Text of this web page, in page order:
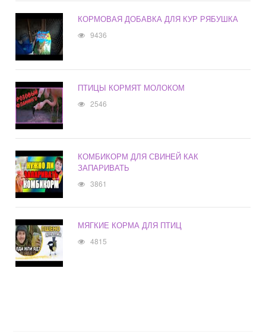
КОРМОВАЯ ДОБАВКА ДЛЯ КУР РЯБУШКА
9436
ПТИЦЫ КОРМЯТ МОЛОКОМ
2546
КОМБИКОРМ ДЛЯ СВИНЕЙ КАК
ЗАПАРИВАТЬ
3861
МЯГКИЕ КОРМА ДЛЯ ПТИЦ
4815